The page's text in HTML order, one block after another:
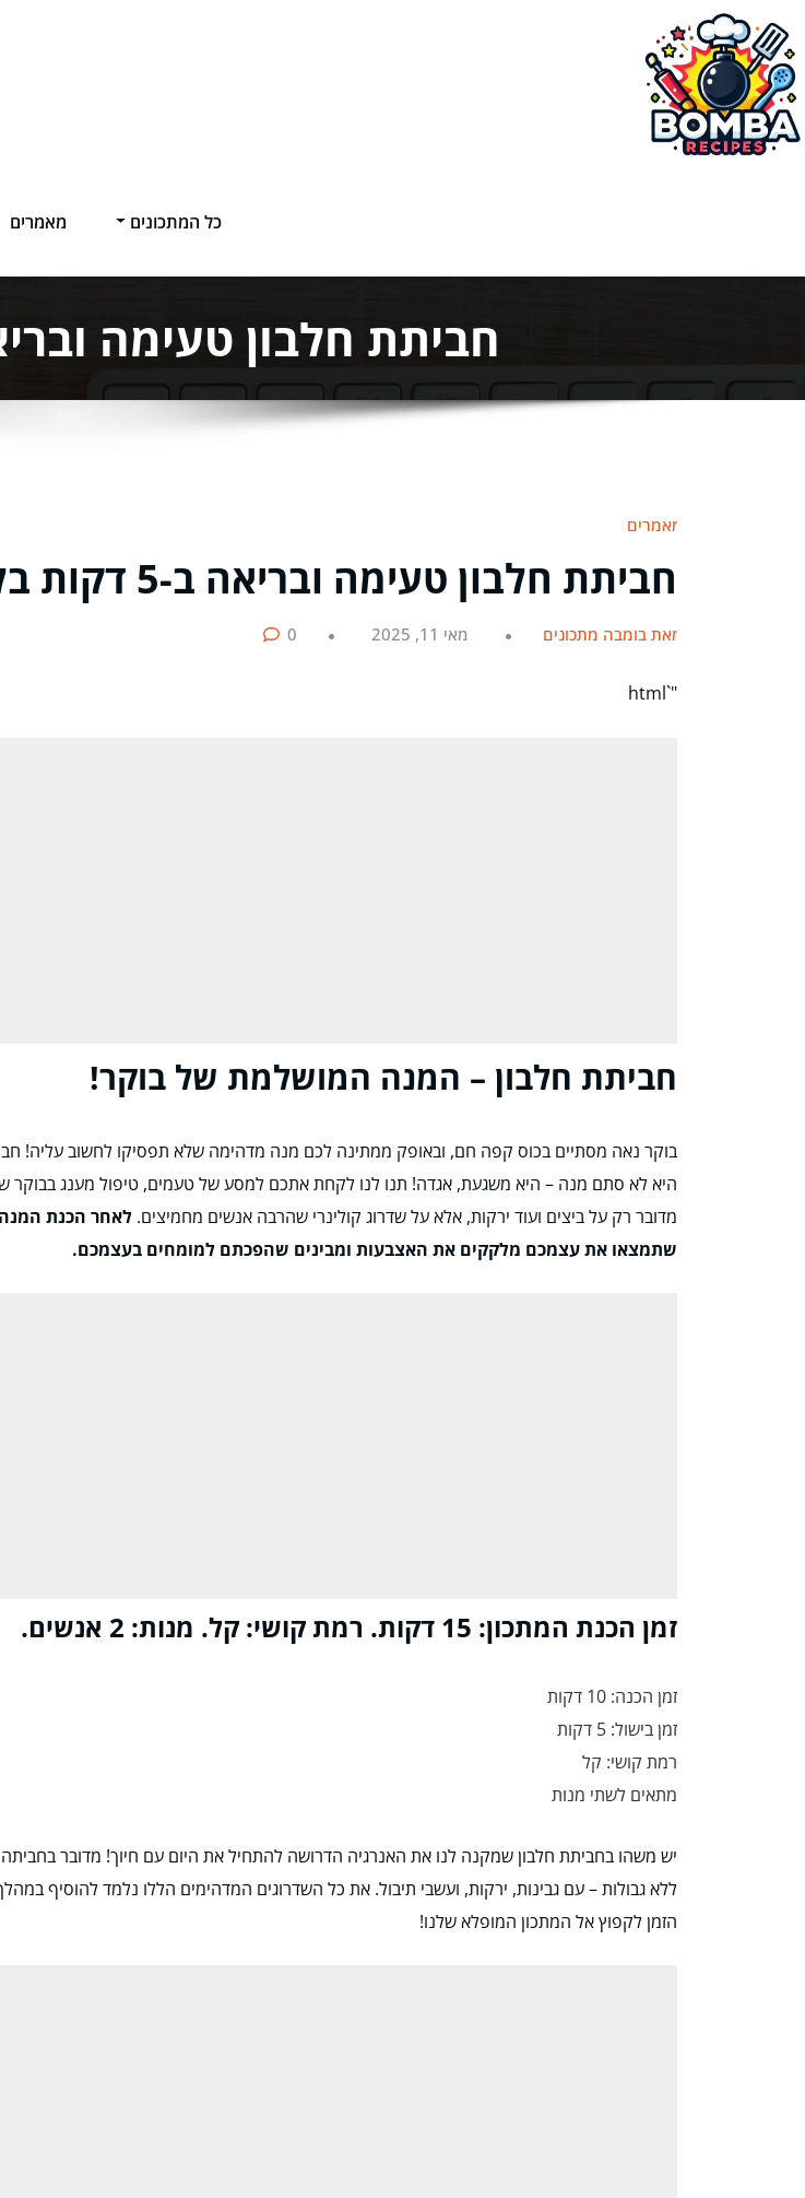
לתוכן
כל המתכונים מאמרים
חביתת חלבון טעימה ובריאה ב-5
מאמרים
חביתת חלבון טעימה ובריאה ב-5 דקות בלבד
מאת בומבה מתכונים מאי 11, 2025 0
"`html
חביתת חלבון – המנה המושלמת של בוקר!
בוקר נאה מסתיים בכוס קפה חם, ובאופק ממתינה לכם מנה מדהימה שלא תפסיקו לחשוב עליה!
היא לא סתם מנה – היא משגעת, אגדה! תנו לנו לקחת אתכם למסע של טעמים, טיפול מענג בבוקר
מדובר רק על ביצים ועוד ירקות, אלא על שדרוג קולינרי שהרבה אנשים מחמיצים. לאחר הכנת
שתמצאו את עצמכם מלקקים את האצבעות ומבינים שהפכתם למומחים בעצמכם.
זמן הכנת המתכון: 15 דקות. רמת קושי: קל. מנות: 2 אנשים.
זמן הכנה: 10 דקות
זמן בישול: 5 דקות
רמת קושי: קל
מתאים לשתי מנות
יש משהו בחביתת חלבון שמקנה לנו את האנרגיה הדרושה להתחיל את היום עם חיוך! מדובר
ללא גבולות – עם גבינות, ירקות, ועשבי תיבול. את כל השדרוגים המדהימים הללו נלמד להוסיף
הזמן לקפוץ אל המתכון המופלא שלנו!